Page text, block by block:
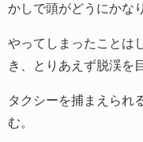
かしで頭がどうにかな
やってしまったことは
き、とりあえず脱渓を
タクシーを捕まえられ
む。